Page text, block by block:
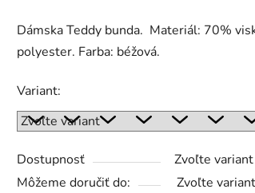
Dámska Teddy bunda. Materiál: 70%
polyester. Farba: béžová.
Variant:
Dostupnosť
Zvoľte variant
Môžeme doručiť do:
Zvoľte variant